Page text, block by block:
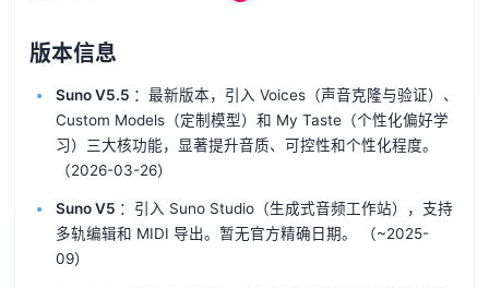
版本信息
Suno V5.5 ：最新版本，引入 Voices（声音克隆与验证）、
Custom Models（定制模型）和 My Taste（个性化偏好学
习）三大核功能，显著提升音质、可控性和个性化程度。
（2026-03-26）
Suno V5 ：引入 Suno Studio（生成式音频工作站），支持
多轨编辑和 MIDI 导出。暂无官方精确日期。
（~2025-
09）